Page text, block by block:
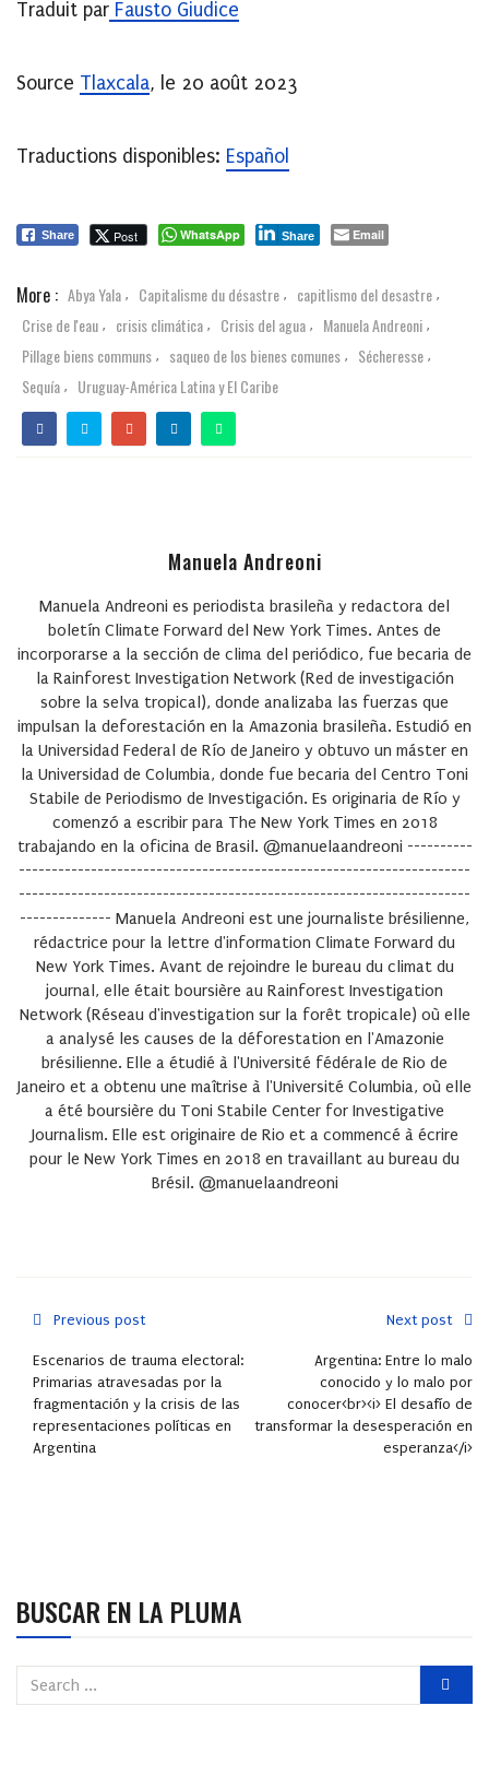
Traduit par Fausto Giudice
Source Tlaxcala, le 20 août 2023
Traductions disponibles: Español
Share Post WhatsApp Share Email
More : Abya Yala , Capitalisme du désastre , capitlismo del desastre ,
Crise de l'eau , crisis climática , Crisis del agua , Manuela Andreoni ,
Pillage biens communs , saqueo de los bienes comunes , Sécheresse ,
Sequía , Uruguay-América Latina y El Caribe
Manuela Andreoni
Manuela Andreoni es periodista brasileña y redactora del
boletín Climate Forward del New York Times. Antes de
incorporarse a la sección de clima del periódico, fue becaria de
la Rainforest Investigation Network (Red de investigación
sobre la selva tropical), donde analizaba las fuerzas que
impulsan la deforestación en la Amazonia brasileña. Estudió en
la Universidad Federal de Río de Janeiro y obtuvo un máster en
la Universidad de Columbia, donde fue becaria del Centro Toni
Stabile de Periodismo de Investigación. Es originaria de Río y
comenzó a escribir para The New York Times en 2018
trabajando en la oficina de Brasil. @manuelaandreoni ----------
---------------------------------------------------------------------
---------------------------------------------------------------------
-------------- Manuela Andreoni est une journaliste brésilienne,
rédactrice pour la lettre d'information Climate Forward du
New York Times. Avant de rejoindre le bureau du climat du
journal, elle était boursière au Rainforest Investigation
Network (Réseau d'investigation sur la forêt tropicale) où elle
a analysé les causes de la déforestation en l'Amazonie
brésilienne. Elle a étudié à l'Université fédérale de Rio de
Janeiro et a obtenu une maîtrise à l'Université Columbia, où elle
a été boursière du Toni Stabile Center for Investigative
Journalism. Elle est originaire de Rio et a commencé à écrire
pour le New York Times en 2018 en travaillant au bureau du
Brésil. @manuelaandreoni
Previous post
Escenarios de trauma electoral:
Primarias atravesadas por la
fragmentación y la crisis de las
representaciones políticas en
Argentina
Next post
Argentina: Entre lo malo
conocido y lo malo por
conocer<br><i> El desafío de
transformar la desesperación en
esperanza</i>
BUSCAR EN LA PLUMA